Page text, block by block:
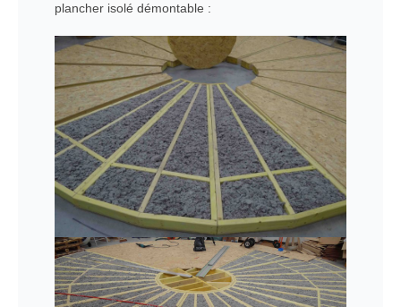
plancher isolé démontable :